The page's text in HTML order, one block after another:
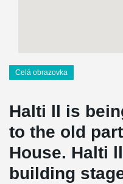
Celá obrazovka
Halti ll is
to the old
House. Halti
building